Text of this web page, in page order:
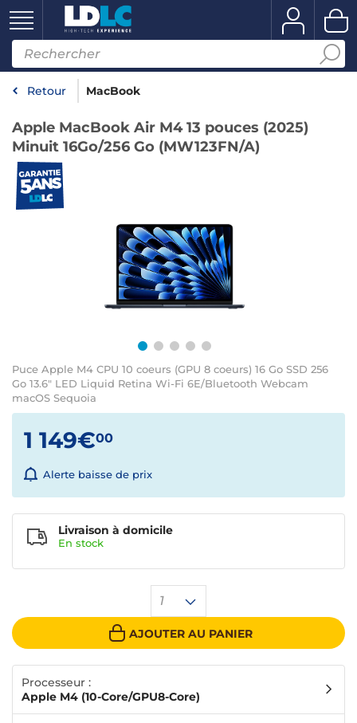
Retour MacBook
Apple MacBook Air M4 13 pouces (2025)
Minuit 16Go/256 Go (MW123FN/A)
Puce Apple M4 CPU 10 coeurs (GPU 8 coeurs) 16 Go SSD 256
Go 13.6" LED Liquid Retina Wi-Fi 6E/Bluetooth Webcam
macOS Sequoia
1 149€00
Alerte baisse de prix
1
AJOUTER AU PANIER
Livraison à domicile
En stock
Processeur :
Apple M4 (10-Core/GPU8-Core)